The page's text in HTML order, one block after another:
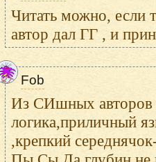
Читать можно, если
автор дал ГГ , и
Fob
Из СИшных авторов
логика,приличный
,крепкий